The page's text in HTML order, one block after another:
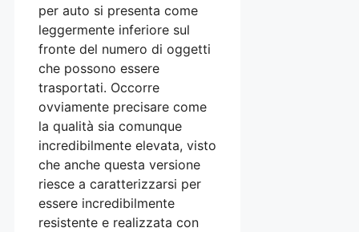
per auto si presenta come
leggermente inferiore sul
fronte del numero di oggetti
che possono essere
trasportati. Occorre
ovviamente precisare come
la qualità sia comunque
incredibilmente elevata, visto
che anche questa versione
riesce a caratterizzarsi per
essere incredibilmente
resistente e realizzata con